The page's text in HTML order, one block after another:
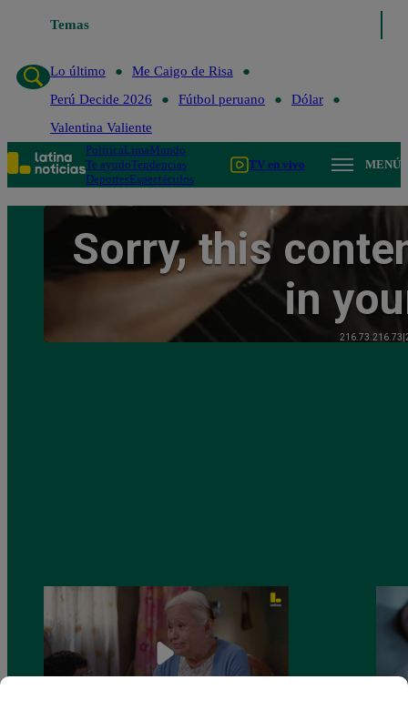
Temas
Lo último
Me Caigo de Risa
Perú Decide 2026
Fútbol peruano
Dólar
Valentina Valiente
PolíticaLimaMundo
Te ayudoTendencias
DeportesEspectáculos
TV en vivo MENÚ